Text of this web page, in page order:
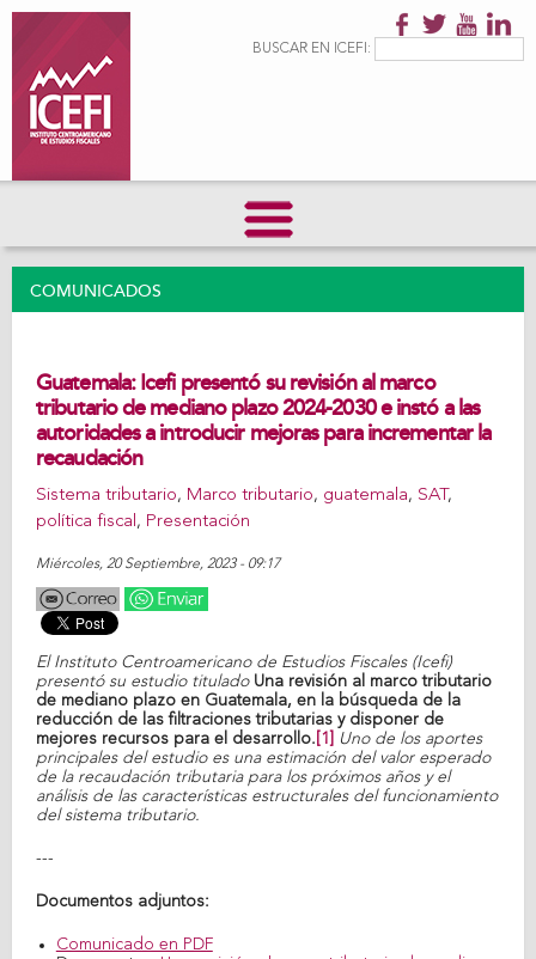
principalFormulario de
BUSCAR EN ICEFI:
COMUNICADOS
Guatemala: Icefi presentó su revisión al marco
tributario de mediano plazo 2024-2030 e instó a las
autoridades a introducir mejoras para incrementar la
recaudación
Sistema tributario, Marco tributario, guatemala, SAT ,
política fiscal, Presentación
Miércoles, 20 Septiembre, 2023 - 09:17
El Instituto Centroamericano de Estudios Fiscales (Icefi)
presentó su estudio titulado Una revisión al marco tributario
de mediano plazo en Guatemala, en la búsqueda de la
reducción de las filtraciones tributarias y disponer de
mejores recursos para el desarrollo. [1]
Uno de los aportes
principales del estudio es una estimación del valor esperado
de la recaudación tributaria para los próximos años y el
análisis de las características estructurales del funcionamiento
del sistema tributario.
---
Documentos adjuntos:
Comunicado en PDF